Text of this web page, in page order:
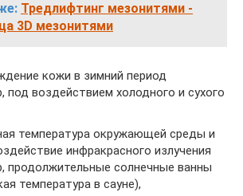
Тредлифтинг мезонитями -
3D мезонитями
кожи в зимний период
под воздействием холодного и сухого
температура окружающей среды и
инфракрасного излучения
продолжительные солнечные ванны
температура в сауне),